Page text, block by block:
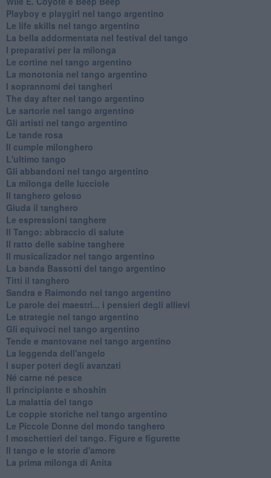
Playboy e playgirl nel tango argentino
Le life skills nel tango argentino
La bella addormentata nel festival del tango
I preparativi per la milonga
Le cortine nel tango argentino
La monotonia nel tango argentino
I soprannomi dei tangheri
The day after nel tango argentino
Le sartorie nel tango argentino
Gli artisti nel tango argentino
Le tande rosa
Il cumple milonghero
L'ultimo tango
Gli abbandoni nel tango argentino
La milonga delle lucciole
Il tanghero geloso
Giuda il tanghero
Le espressioni tanghere
Il Tango: abbraccio di salute
Il ratto delle sabine tanghere
Il musicalizador nel tango argentino
La banda Bassotti del tango argentino
Titti il tanghero
Sandra e Raimondo nel tango argentino
Le parole dei maestri... i pensieri degli allievi
Le strategie nel tango argentino
Gli equivoci nel tango argentino
Tende e mantovane nel tango argentino
La leggenda dell'angelo
I super poteri degli avanzati
​Né carne né pesce
Il principiante e shoshin
La malattia del tango
Le coppie storiche nel tango argentino
​Le Piccole Donne del mondo tanghero
I moschettieri del tango. Figure e figurette
Il tango e le storie d'amore
​La prima milonga di Anita